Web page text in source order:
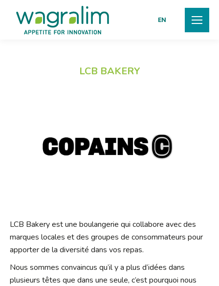
EN
LCB BAKERY
LCB Bakery est une boulangerie qui collabore avec des
marques locales et des groupes de consommateurs pour
apporter de la diversité dans vos repas.
Nous sommes convaincus qu’il y a plus d’idées dans
plusieurs têtes que dans une seule, c’est pourquoi nous